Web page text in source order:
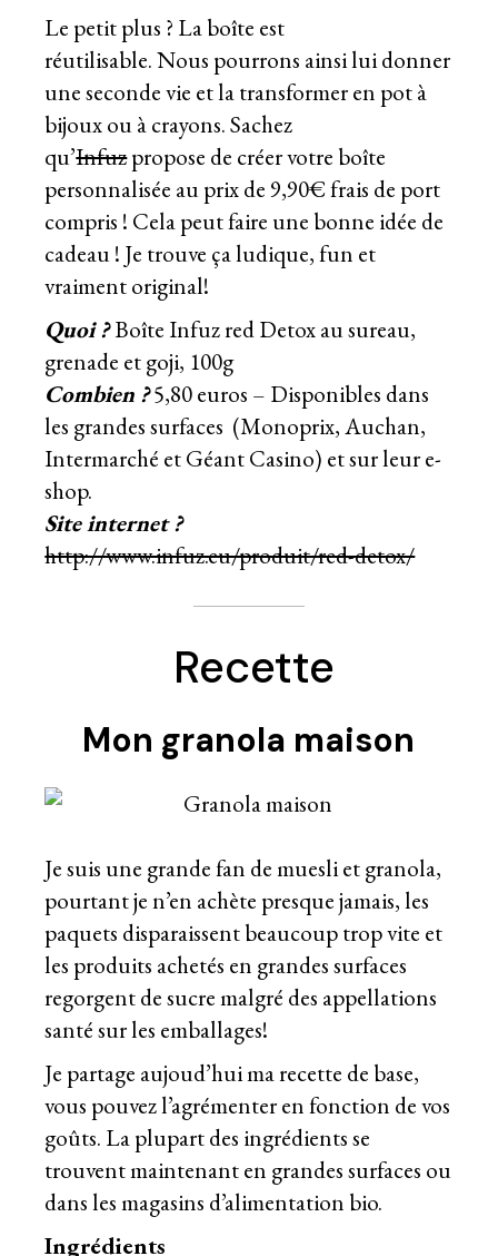
Le petit plus ? La boîte est
réutilisable. Nous pourrons ainsi lui donner
une seconde vie et la transformer en pot à
bijoux ou à crayons. Sachez
qu’Infuzpropose de créer votre boîte
personnalisée au prix de 9,90€ frais de port
compris ! Cela peut faire une bonne idée de
cadeau ! Je trouve ça ludique, fun et
vraiment original!
Quoi ?Boîte Infuz red Detox au sureau,
grenade et goji, 100g
Combien ?5,80 euros – Disponibles dans
les grandes surfaces (Monoprix, Auchan,
Intermarché et Géant Casino) et sur leur e-
shop.
Site internet ?
http://www.infuz.eu/produit/red-detox/
Recette
Mon granola maison
Je suis une grande fan de muesli et granola,
pourtant je n’en achète presque jamais, les
paquets disparaissent beaucoup trop vite et
les produits achetés en grandes surfaces
regorgent de sucre malgré des appellations
santé sur les emballages!
Je partage aujoud’hui ma recette de base,
vous pouvez l’agrémenter en fonction de vos
goûts. La plupart des ingrédients se
trouvent maintenant en grandes surfaces ou
dans les magasins d’alimentation bio.
Ingrédients